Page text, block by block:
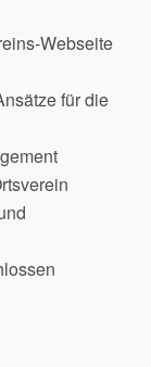
Webseite
für die